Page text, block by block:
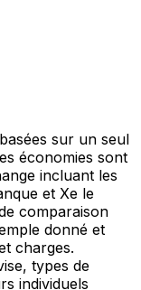
sur un seul
économies sont
incluant les
et Xe le
comparaison
donné et
charges.
types de
individuels